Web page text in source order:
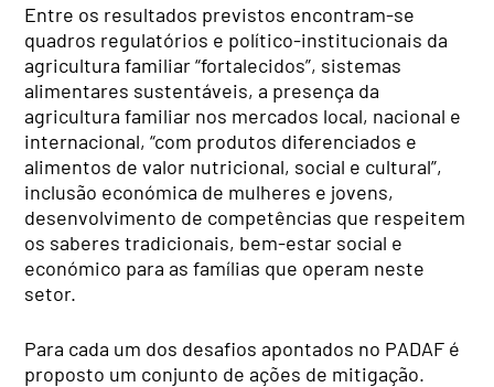
Entre os resultados previstos encontram-se
quadros regulatórios e político-institucionais da
agricultura familiar “fortalecidos”, sistemas
alimentares sustentáveis, a presença da
agricultura familiar nos mercados local, nacional e
internacional, “com produtos diferenciados e
alimentos de valor nutricional, social e cultural”,
inclusão económica de mulheres e jovens,
desenvolvimento de competências que respeitem
os saberes tradicionais, bem-estar social e
económico para as famílias que operam neste
setor.
Para cada um dos desafios apontados no PADAF é
proposto um conjunto de ações de mitigação.